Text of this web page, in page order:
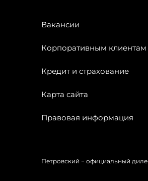
Вакансии
Корпоративным клиентам
Кредит и страхование
Карта сайта
Правовая информация
Петровский − официальный